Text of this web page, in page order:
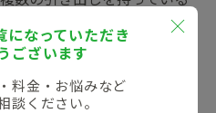
なく、ダウンタイムや戻り
に説明してくれるか。
き合ってくれる医師との出
です。
になっていただき
ございます
料金・お悩みなど
談ください。